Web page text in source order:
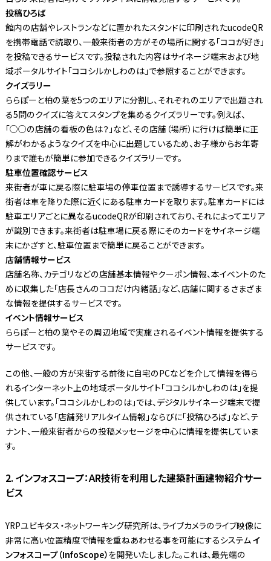
投稿ひろば
館内の店舗やレストランなどに置かれたスタンドに印刷されたucodeQR
を携帯電話で読取り、一般来街者の方がその場所に関する「ココが好き」
を投稿できるサービスです。投稿された内容はサイネージ端末および地
域ポータルサイト「ココシルかしわのは」で参照することができます。
クイズラリー
ららぽーと柏の葉を5つのエリアに分割し、それぞれのエリアで出題され
る5問のクイズに答えてスタンプを集めるクイズラリーです。例えば、
「○○の店舗の看板の色は？」など、その店舗（場所）に行けば簡単に正
解がわかるようなクイズを中心に出題しているため、お子様からお年寄
りまで誰もが簡単に参加できるクイズラリーです。
駐車位置確認サービス
来街者が車に戻る際に駐車場の停車位置まで誘導するサービスです。来
街者は車を降りた際に近くにある駐車カードを取ります。駐車カードには
駐車エリアごとに異なるucodeQRが印刷されており、それによってエリア
が識別できます。来街者は駐車場に戻る際にそのカードをサイネージ端
末にかざすと、駐車位置まで簡単に戻ることができます。
店舗情報サービス
店舗名称、カテゴリなどの店舗基本情報やクーポン情報、本イベントのた
めに収集した「店長さんのココだけ内緒話」など、店舗に関するさまざま
な情報を提供するサービスです。
イベント情報サービス
ららぽーと柏の葉やその周辺地域で実施されるイベント情報を提供する
サービスです。
この他、一般の方が来街する前後に自宅のPCなどを介して情報を得ら
れるインターネット上の地域ポータルサイト「ココシルかしわのは」を提
供しています。「ココシルかしわのは」では、デジタルサイネージ端末で提
供されている「店舗発リアルタイム情報」ならびに「投稿ひろば」など、テ
ナント、一般来街者からの投稿メッセージを中心に情報を提供していま
す。
2. インフォスコープ：AR技術を利用した建築計画建物紹介サー
ビス
YRPユビキタス・ネットワーキング研究所は、ライブカメラのライブ映像に
非常に高い位置精度で情報を重ねあわせる事を可能にするシステムイ
ンフォスコープ（InfoScope）を開発いたしました。これは、最先端の